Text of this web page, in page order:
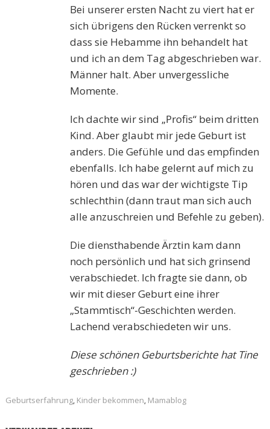
Bei unserer ersten Nacht zu viert hat er
sich übrigens den Rücken verrenkt so
dass sie Hebamme ihn behandelt hat
und ich an dem Tag abgeschrieben war.
Männer halt. Aber unvergessliche
Momente.
Ich dachte wir sind „Profis“ beim dritten
Kind. Aber glaubt mir jede Geburt ist
anders. Die Gefühle und das empfinden
ebenfalls. Ich habe gelernt auf mich zu
hören und das war der wichtigste Tip
schlechthin (dann traut man sich auch
alle anzuschreien und Befehle zu geben).
Die diensthabende Ärztin kam dann
noch persönlich und hat sich grinsend
verabschiedet. Ich fragte sie dann, ob
wir mit dieser Geburt eine ihrer
„Stammtisch“-Geschichten werden.
Lachend verabschiedeten wir uns.
Diese schönen Geburtsberichte hat Tine
geschrieben :)
Geburtserfahrung, Kinder bekommen, Mamablog